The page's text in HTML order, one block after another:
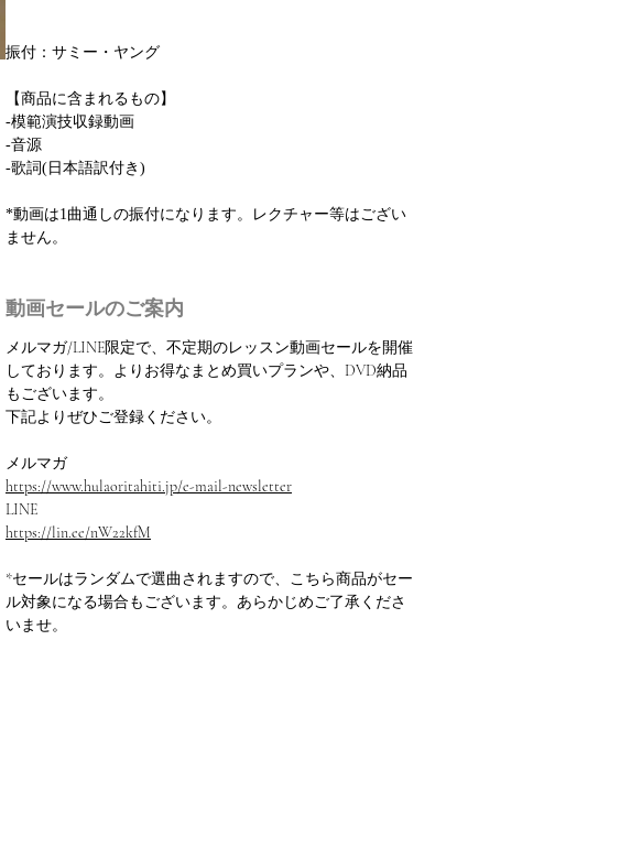
振付：サミー・ヤング
【商品に含まれるもの】
-模範演技収録動画
-音源
-歌詞(日本語訳付き)
*動画は1曲通しの振付になります。レクチャー等はござい
ません。
動画セールのご案内
メルマガ/LINE限定で、不定期のレッスン動画セールを開催
しております。よりお得なまとめ買いプランや、DVD納品
もございます。
下記よりぜひご登録ください。
メルマガ
https://www.hulaoritahiti.jp/e-mail-newsletter
LINE
https://lin.ee/nW22kfM
*セールはランダムで選曲されますので、こちら商品がセー
ル対象になる場合もございます。あらかじめご了承くださ
いませ。